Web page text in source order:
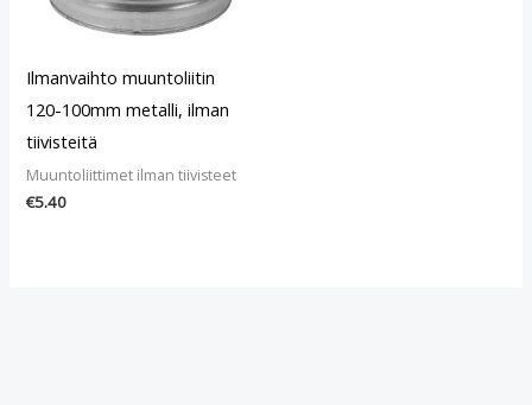
Ilmanvaihto muuntoliitin
120-100mm metalli, ilman
tiivisteitä
Muuntoliittimet ilman tiivisteet
€5.40